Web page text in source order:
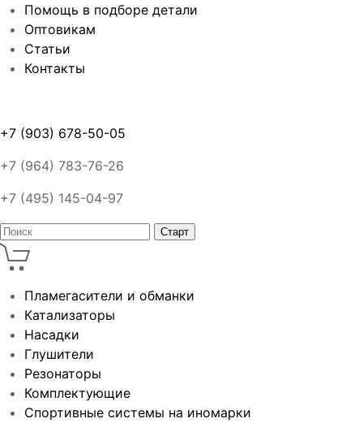
Помощь в подборе детали
Оптовикам
Статьи
Контакты
+7 (903) 678-50-05
+7 (964) 783-76-26
+7 (495) 145-04-97
Пламегасители и обманки
Катализаторы
Насадки
Глушители
Резонаторы
Комплектующие
Спортивные системы на иномарки